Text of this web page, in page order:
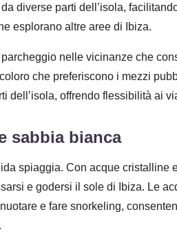
diverse parti dell’isola,
esplorano altre aree di Ibiza.
nelle vicinanze che
che preferiscono i mezzi
dell’isola, offrendo flessibilità ai
sabbia bianca
spiaggia. Con acque cristalline
e godersi il sole di Ibiza. Le
e fare snorkeling,